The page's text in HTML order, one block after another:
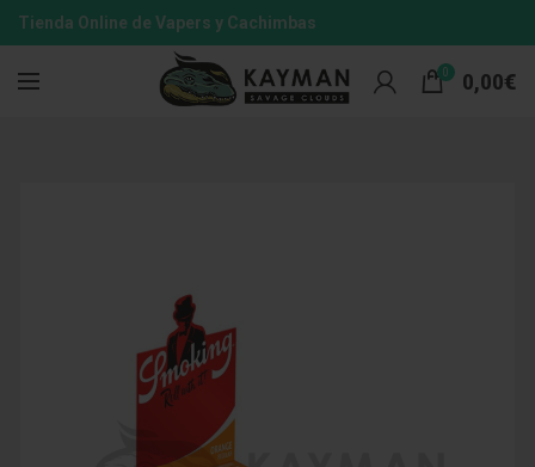
Tienda Online de Vapers y Cachimbas
0 0,00€